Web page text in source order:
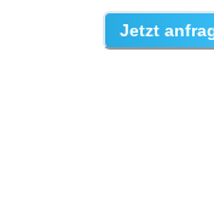
Jetzt